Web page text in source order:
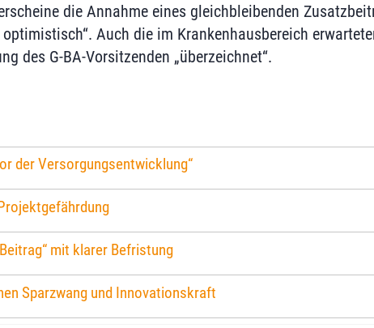
die Annahme eines gleichbleibenden
optimistisch“. Auch die im Krankenhausbereich
des G-BA-Vorsitzenden „überzeichnet“.
der Versorgungsentwicklung“
mit klarer Befristung
Sparzwang und Innovationskraft